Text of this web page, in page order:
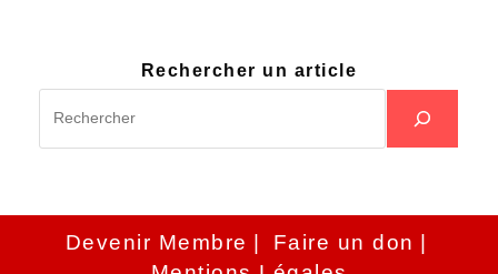
Rechercher un article
Devenir Membre
Faire un don